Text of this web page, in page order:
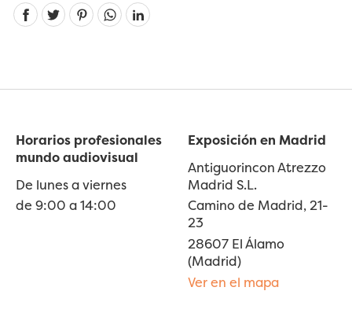
Linkedin
Horarios profesionales
mundo audiovisual
De lunes a viernes
de 9:00 a 14:00
Exposición en Madrid
Antiguorincon Atrezzo
Madrid S.L.
Camino de Madrid, 21-
23
28607 El Álamo
(Madrid)
Ver en el mapa